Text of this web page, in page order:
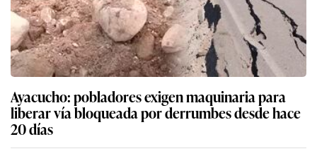
Ayacucho: pobladores exigen maquinaria para
liberar vía bloqueada por derrumbes desde hace
20 días